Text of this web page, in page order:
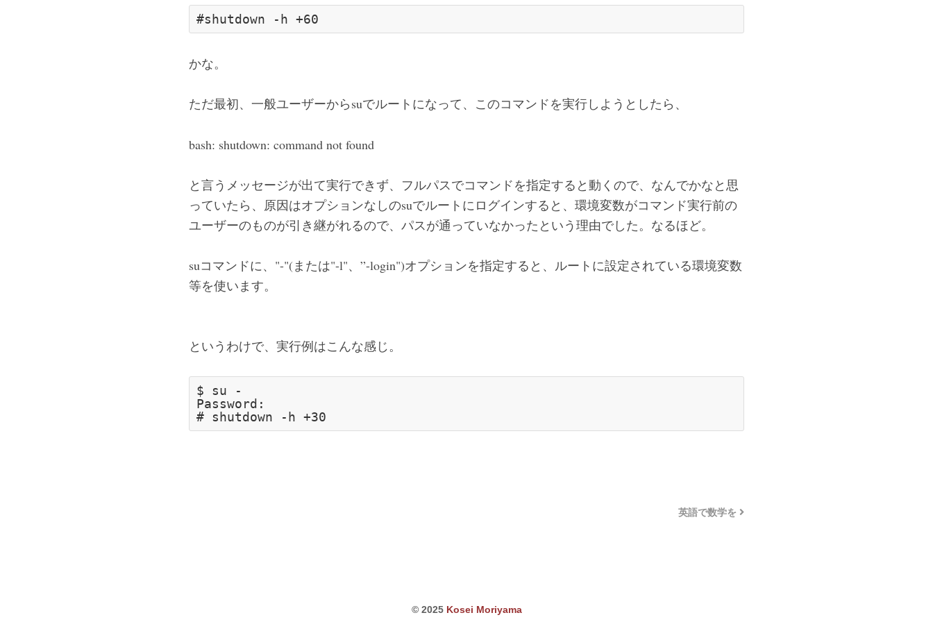
かな。
ただ最初、一般ユーザーからsuでルートになって、このコマンドを実行しようとしたら、
bash: shutdown: command not found
と言うメッセージが出て実行できず、フルパスでコマンドを指定すると動くので、なんでかなと思
っていたら、原因はオプションなしのsuでルートにログインすると、環境変数がコマンド実行前の
ユーザーのものが引き継がれるので、パスが通っていなかったという理由でした。なるほど。
suコマンドに、"-"(または"-l"、”-login")オプションを指定すると、ルートに設定されている環境変数
等を使います。
というわけで、実行例はこんな感じ。
$ su -
Password:
英語で数学を
© 2025 Kosei Moriyama